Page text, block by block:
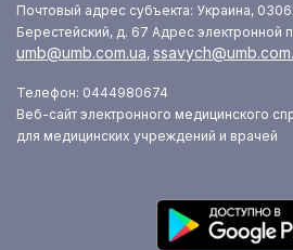
Почтовый адрес субъекта: Украина,
Берестейский, д. 67 Адрес электронной
umb@umb.com.ua,
Телефон: 0444980674
Веб-сайт электронного медицинского
для медицинских учреждений и врачей